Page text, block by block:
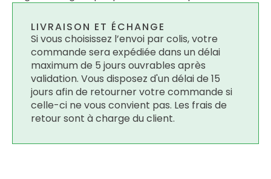
LIVRAISON ET ÉCHANGE
Si vous choisissez l’envoi par colis, votre
commande sera expédiée dans un délai
maximum de 5 jours ouvrables après
validation. Vous disposez d'un délai de 15
jours afin de retourner votre commande si
celle-ci ne vous convient pas. Les frais de
retour sont à charge du client.